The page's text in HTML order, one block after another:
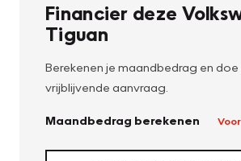
Financier deze
Tiguan
Berekenen je maandbedrag en doe
vrijblijvende aanvraag.
Maandbedrag berekenen